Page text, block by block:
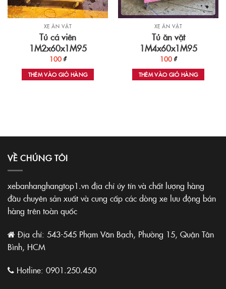
XE ĂN VẶT
Tủ cá viên
1M2x60x1M95
100 ₫
THÊM VÀO GIỎ HÀNG
XE ĂN VẶT
Tủ ăn vặt
1M4x60x1M95
100 ₫
THÊM VÀO GIỎ HÀNG
VỀ CHÚNG TÔI
xebanhanghangtop1.vn địa chỉ úy tín và chất lượng hàng
đầu chuyên sản xuất và cung cấp các dòng xe lưu động bán
hàng trên toàn quốc
Địa chỉ: 543-545 Phạm Văn Bạch, Phường 15, Quận Tân
Bình, HCM
Hotline: 0901.250.450